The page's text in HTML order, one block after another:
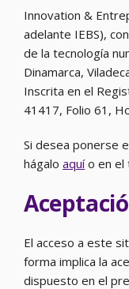
Innovation &
adelante IEBS),
de la tecnología
Dinamarca,
Inscrita en el
41417, Folio 61,
Si desea ponerse
hágalo aquío en el
El acceso a este
forma implica la
dispuesto en el